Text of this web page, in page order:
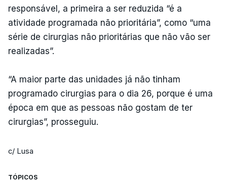
responsável, a primeira a ser reduzida “é a
atividade programada não prioritária”, como “uma
série de cirurgias não prioritárias que não vão ser
realizadas”.
“A maior parte das unidades já não tinham
programado cirurgias para o dia 26, porque é uma
época em que as pessoas não gostam de ter
cirurgias”, prosseguiu.
c/ Lusa
TÓPICOS